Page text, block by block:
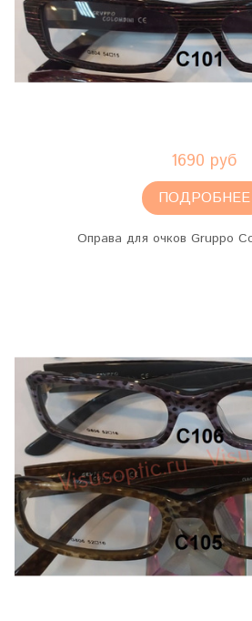
1690 руб
ПОДРОБНЕЕ
Оправа для очков Gruppo